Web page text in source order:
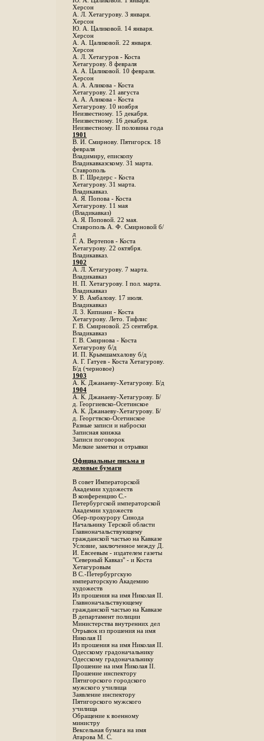
Херсон
А. Л. Хетагурову. 3 января.
Херсон
Ю. А. Цаликовой. 14 января.
Херсон
А. А. Цаликовой. 22 января.
Херсон
А. Л. Хетагуров - Коста
Хетагурову. 8 февраля
А. А. Цаликовой. 10 февраля.
Херсон
А. А. Аликова - Коста
Хетагурову. 21 августа
А. А. Аликова - Коста
Хетагурову. 10 ноября
Неизвестному. 15 декабря.
Неизвестному. 16 декабря.
Неизвестному. II половина года
1901
В. И. Смирнову. Пятигорск. 18
февраля
Владимиру, епископу
Владикавказскому. 31 марта.
Ставрополь
В. Г. Шредерс - Коста
Хетагурову. 31 марта.
Владикавказ.
А. Я. Попова - Коста
Хетагурову. 11 мая
(Владикавказ)
А. Я. Поповой. 22 мая.
Ставрополь А. Ф. Смирновой б/
д
Г. А. Вертепов - Коста
Хетагурову. 22 октября.
Владикавказ.
1902
А. Л. Хетагурову. 7 марта.
Владикавказ
Н. П. Хетагурову. I пол. марта.
Владикавказ
У. В. Амбалову. 17 июля.
Владикавказ
Л. 3. Кипиани - Коста
Хетагурову. Лето. Тифлис
Г. В. Смирновой. 25 сентября.
Владикавказ
Г. В. Смирнова - Коста
Хетагурову б/д
И. П. Крымшамхалову б/д
А. Г. Гатуев - Коста Хетагурову.
Б/д (черновое)
1903
А. К. Джанаеву-Хетагурову. Б/д
1904
А. К. Джанаеву-Хетагурову. Б/
д. Георгиевско-Осетинское
А. К. Джанаеву-Хетагурову. Б/
д. Георгтвско-Осетинское
Разные записи и наброски
Записная книжка
Записи поговорок
Мелкие заметки и отрывки
Официальные письма и
деловые бумаги
В совет Императорской
Академии художеств
В конференцию С.-
Петербургской императорской
Академии художеств
Обер-прокурору Синода
Начальнику Терской области
Главноначальствующему
гражданской частью на Кавказе
Условие, заключенное между Д.
И. Евсеевым - издателем газеты
"Северный Кавказ" - и Коста
Хетагуровым
В С.-Петербургскую
императорскую Академию
художеств
Из прошения на имя Николая II.
Главноначальствующему
гражданской частью на Кавказе
В департамент полиции
Министерства внутренних дел
Отрывок из прошения на имя
Николая II
Из прошения на имя Николая II.
Одесскому градоначальнику
Одесскому градоначальнику
Прошение на имя Николая II.
Прошение инспектору
Пятигорского городского
мужского училища
Заявление инспектору
Пятигорского мужского
училища
Обращение к военному
министру
Вексельная бумага на имя
Атарова М. С.